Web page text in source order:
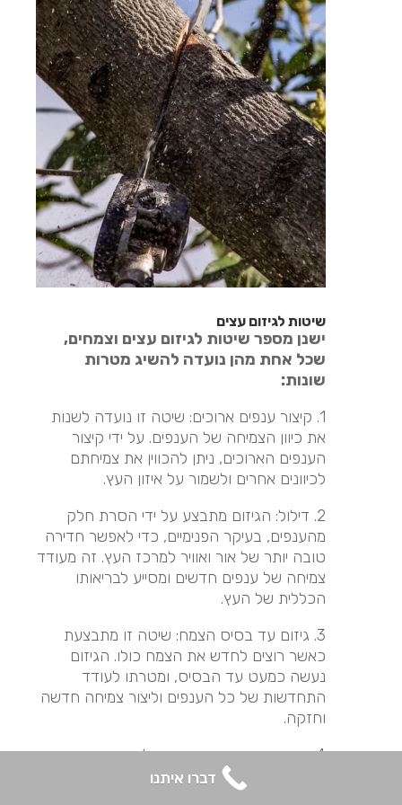
שיטות לגיזום עצים
ישנן מספר שיטות לגיזום עצים וצמחים,
שכל אחת מהן נועדה להשיג מטרות
שונות:
1. קיצור ענפים ארוכים: שיטה זו נועדה לשנות
את כיוון הצמיחה של הענפים. על ידי קיצור
הענפים הארוכים, ניתן להכווין את צמיחתם
לכיוונים אחרים ולשמור על איזון העץ.
2. דילול: הגיזום מתבצע על ידי הסרת חלק
מהענפים, בעיקר הפנימיים, כדי לאפשר חדירה
טובה יותר של אור ואוויר למרכז העץ. זה מעודד
צמיחה של ענפים חדשים ומסייע לבריאותו
הכללית של העץ.
3. גיזום עד בסיס הצמח: שיטה זו מתבצעת
כאשר רוצים לחדש את הצמח כולו. הגיזום
נעשה כמעט עד הבסיס, ומטרתו לעודד
התחדשות של כל הענפים וליצור צמיחה חדשה
וחזקה.
4. הרמת נוף: גיזום שמטרתו להסיר את הענפים
הנמוכים של העץ, ובכך להגביה את כיפת העץ
(הנוף). פעולה זו מקלה על תנועת אנשים וכלי
דברו איתנו